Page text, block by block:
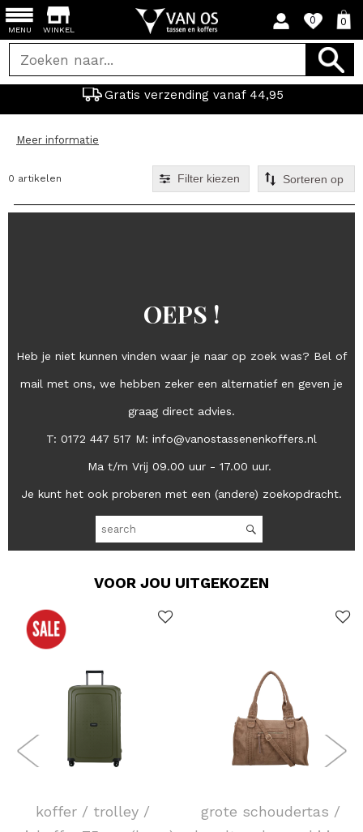
WINKEL
0 0
Gratis verzending vanaf 44,95
MENU
Meer informatie
0 artikelen Filter kiezen
OEPS !
Heb je niet kunnen vinden waar je naar op zoek was? Bel of
mail met ons, we hebben zeker een alternatief en geven je
graag direct advies.
T: 0172 447 517 M: info@vanostassenenkoffers.nl
Ma t/m Vrij 09.00 uur - 17.00 uur.
Je kunt het ook proberen met een (andere) zoekopdracht.
VOOR JOU UITGEKOZEN
koffer / trolley /
grote schoudertas /